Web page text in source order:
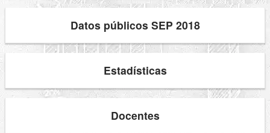
Datos públicos SEP 2018
Estadísticas
Docentes